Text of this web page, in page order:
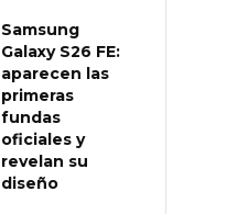
Samsung
Galaxy S26 FE:
aparecen las
primeras
fundas
oficiales y
revelan su
diseño